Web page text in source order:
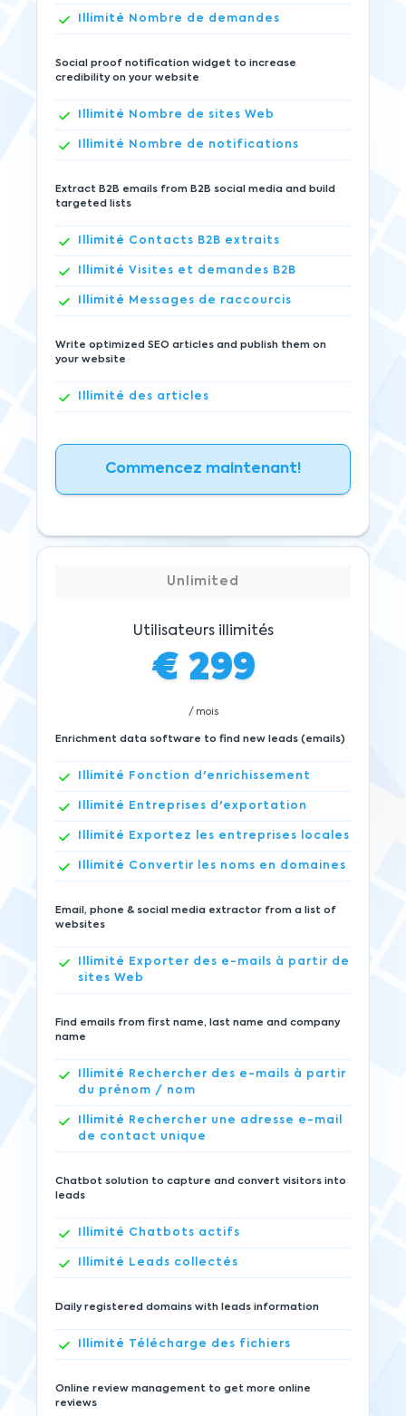
Illimité Nombre de demandes
Social proof notification widget to increase
credibility on your website
Illimité Nombre de sites Web
Illimité Nombre de notifications
Extract B2B emails from B2B social media and build
targeted lists
Illimité Contacts B2B extraits
Illimité Visites et demandes B2B
Illimité Messages de raccourcis
Write optimized SEO articles and publish them on
your website
Illimité des articles
Commencez maintenant!
Unlimited
Utilisateurs illimités
€ 299
/ mois
Enrichment data software to find new leads (emails)
Illimité Fonction d'enrichissement
Illimité Entreprises d'exportation
Illimité Exportez les entreprises locales
Illimité Convertir les noms en domaines
Email, phone & social media extractor from a list of
websites
Illimité
Exporter des e-mails à partir de
sites Web
Find emails from first name, last name and company
name
Illimité
Rechercher des e-mails à partir
du prénom / nom
Illimité
Rechercher une adresse e-mail
de contact unique
Chatbot solution to capture and convert visitors into
leads
Illimité Chatbots actifs
Illimité Leads collectés
Daily registered domains with leads information
Illimité Télécharge des fichiers
Online review management to get more online
reviews